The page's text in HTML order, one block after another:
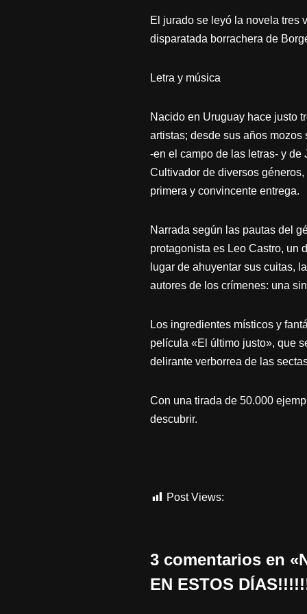
El jurado se leyó la novela tres
disparatada borrachera de
Letra y música
Nacido en Uruguay hace justo
artistas; desde sus años
-en el campo de las letras- y
Cultivador de diversos
primera y convincente entrega.
Narrada según las pautas del
protagonista es Leo Castro, un
lugar de ahuyentar sus cuitas,
autores de los crímenes: una
Los ingredientes místicos y
película «El último justo», que
delirante verborrea de las
Con una tirada de 50.000
descubrir.
Post Views:
3 comentarios en
EN ESTOS